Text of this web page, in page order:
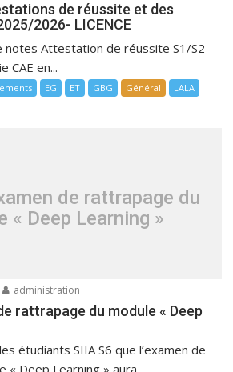
de réussite et des
2026- LICENCE
notes Attestation de réussite S1/S2
CAE en...
EG ET GBG Général
LALA
de rattrapage du
« Deep Learning »
administration
rattrapage du module « Deep
étudiants SIIA S6 que l’examen de